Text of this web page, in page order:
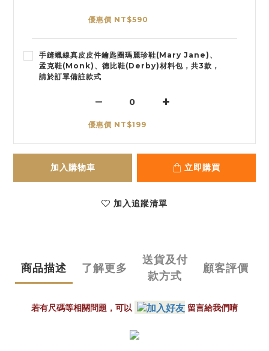
優惠價 NT$590
手縫蠟線真皮皮件鑰匙圈瑪麗珍鞋(Mary Jane)、
孟克鞋(Monk)、德比鞋(Derby)材料包，共3款，
請於訂單備註款式
優惠價 NT$199
加入購物車 立即購買
加入追蹤清單
商品描述 了解更多
送貨及付
款方式
顧客評價
若有尺碼等相關問題，可以 留言給我們唷